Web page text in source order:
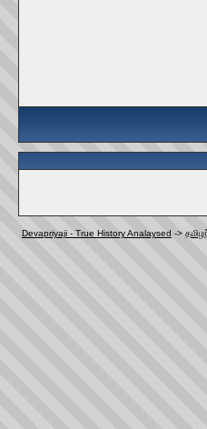
Devapriyaji - True History Analaysed ->